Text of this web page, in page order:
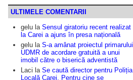
ULTIMELE COMENTARII
gelu la Sensul giratoriu recent realizat
la Carei a ajuns în presa națională
gelu la S-a amânat proiectul primarului
UDMR de acordare gratuită a unui
imobil către o biserică adventistă
Laci la Se caută director pentru Poliția
Locală Carei. Pentru cine se